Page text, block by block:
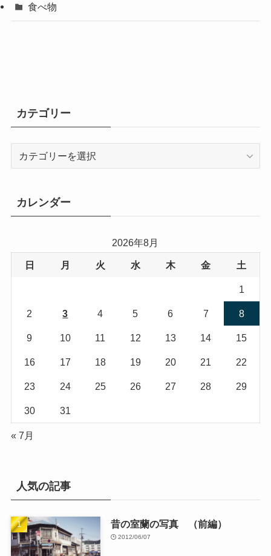
食べ物
カテゴリー
ー
カレンダー
2026年8月
日 月 火 水 木 金 土
1
2 3 4 5 6 7 8
9 10 11 12 13 14 15
16 17 18 19 20 21 22
23 24 25 26 27 28 29
30 31
« 7月
人気の記事
昔の室蘭の写真 （前編）
2012/06/07